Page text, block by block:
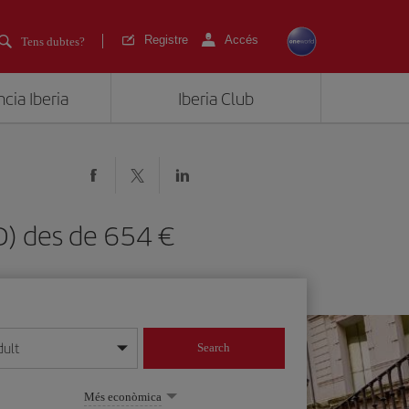
Tens dubtes? Registre Accés
Iberia Iberia Club
des de 654
mes/any
Search
Més econòmica